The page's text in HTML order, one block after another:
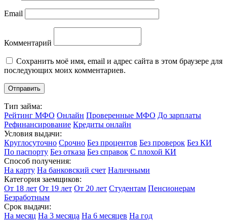
Email
Комментарий
Сохранить моё имя, email и адрес сайта в этом браузере для
последующих моих комментариев.
Тип займа:
Рейтинг МФО Онлайн Проверенные МФО До зарплаты
Рефинансирование Кредиты онлайн
Условия выдачи:
Круглосуточно Срочно Без процентов Без проверок Без КИ
По паспорту Без отказа Без справок С плохой КИ
Способ получения:
На карту На банковский счет Наличными
Категория заемщиков:
От 18 лет От 19 лет От 20 лет Студентам Пенсионерам
Безработным
Срок выдачи:
На месяц На 3 месяца На 6 месяцев На год